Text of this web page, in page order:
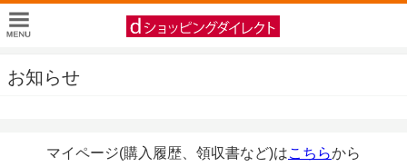
お知らせ
マイページ(購入履歴、領収書など)はこちらから